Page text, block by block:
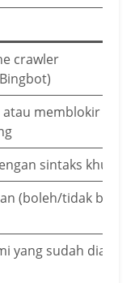
crawler
atau memblokir
sintaks khusus
(boleh/tidak boleh
yang sudah